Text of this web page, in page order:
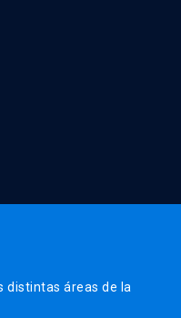
distintas áreas de la